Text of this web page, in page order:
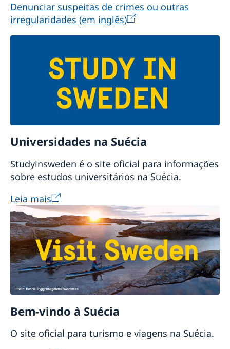
Denunciar suspeitas de crimes ou outras
irregularidades (em inglês)
Universidades na Suécia
Studyinsweden é o site oficial para informações
sobre estudos universitários na Suécia.
Leia mais
Bem-vindo à Suécia
O site oficial para turismo e viagens na Suécia.